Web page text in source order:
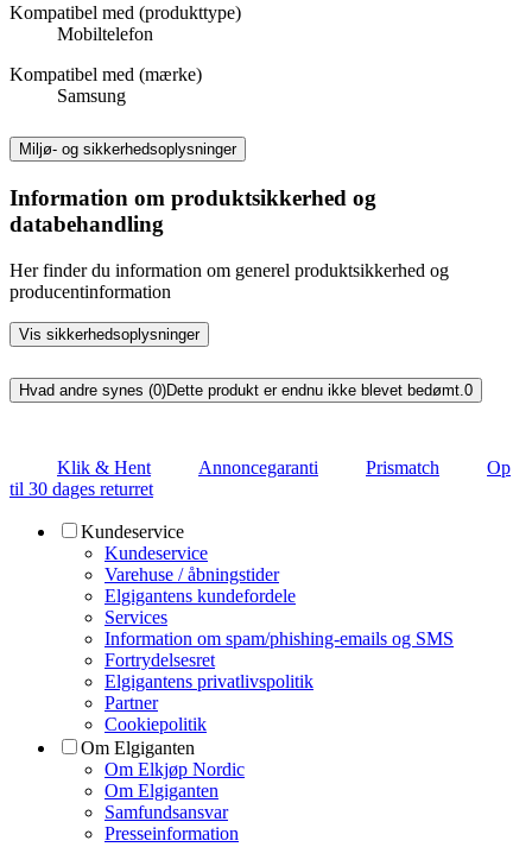
Kompatibel med (produkttype)
Mobiltelefon
Kompatibel med (mærke)
Samsung
Miljø- og sikkerhedsoplysninger
Information om produktsikkerhed og
databehandling
Her finder du information om generel produktsikkerhed og
producentinformation
Vis sikkerhedsoplysninger
Hvad andre synes (0)Dette produkt er endnu ikke blevet bedømt. 0
Klik & Hent Annoncegaranti Prismatch
Op
til 30 dages returret
Kundeservice
Kundeservice
Varehuse / åbningstider
Elgigantens kundefordele
Services
Information om spam/phishing-emails og SMS
Fortrydelsesret
Elgigantens privatlivspolitik
Partner
Cookiepolitik
Om Elgiganten
Om Elkjøp Nordic
Om Elgiganten
Samfundsansvar
Presseinformation